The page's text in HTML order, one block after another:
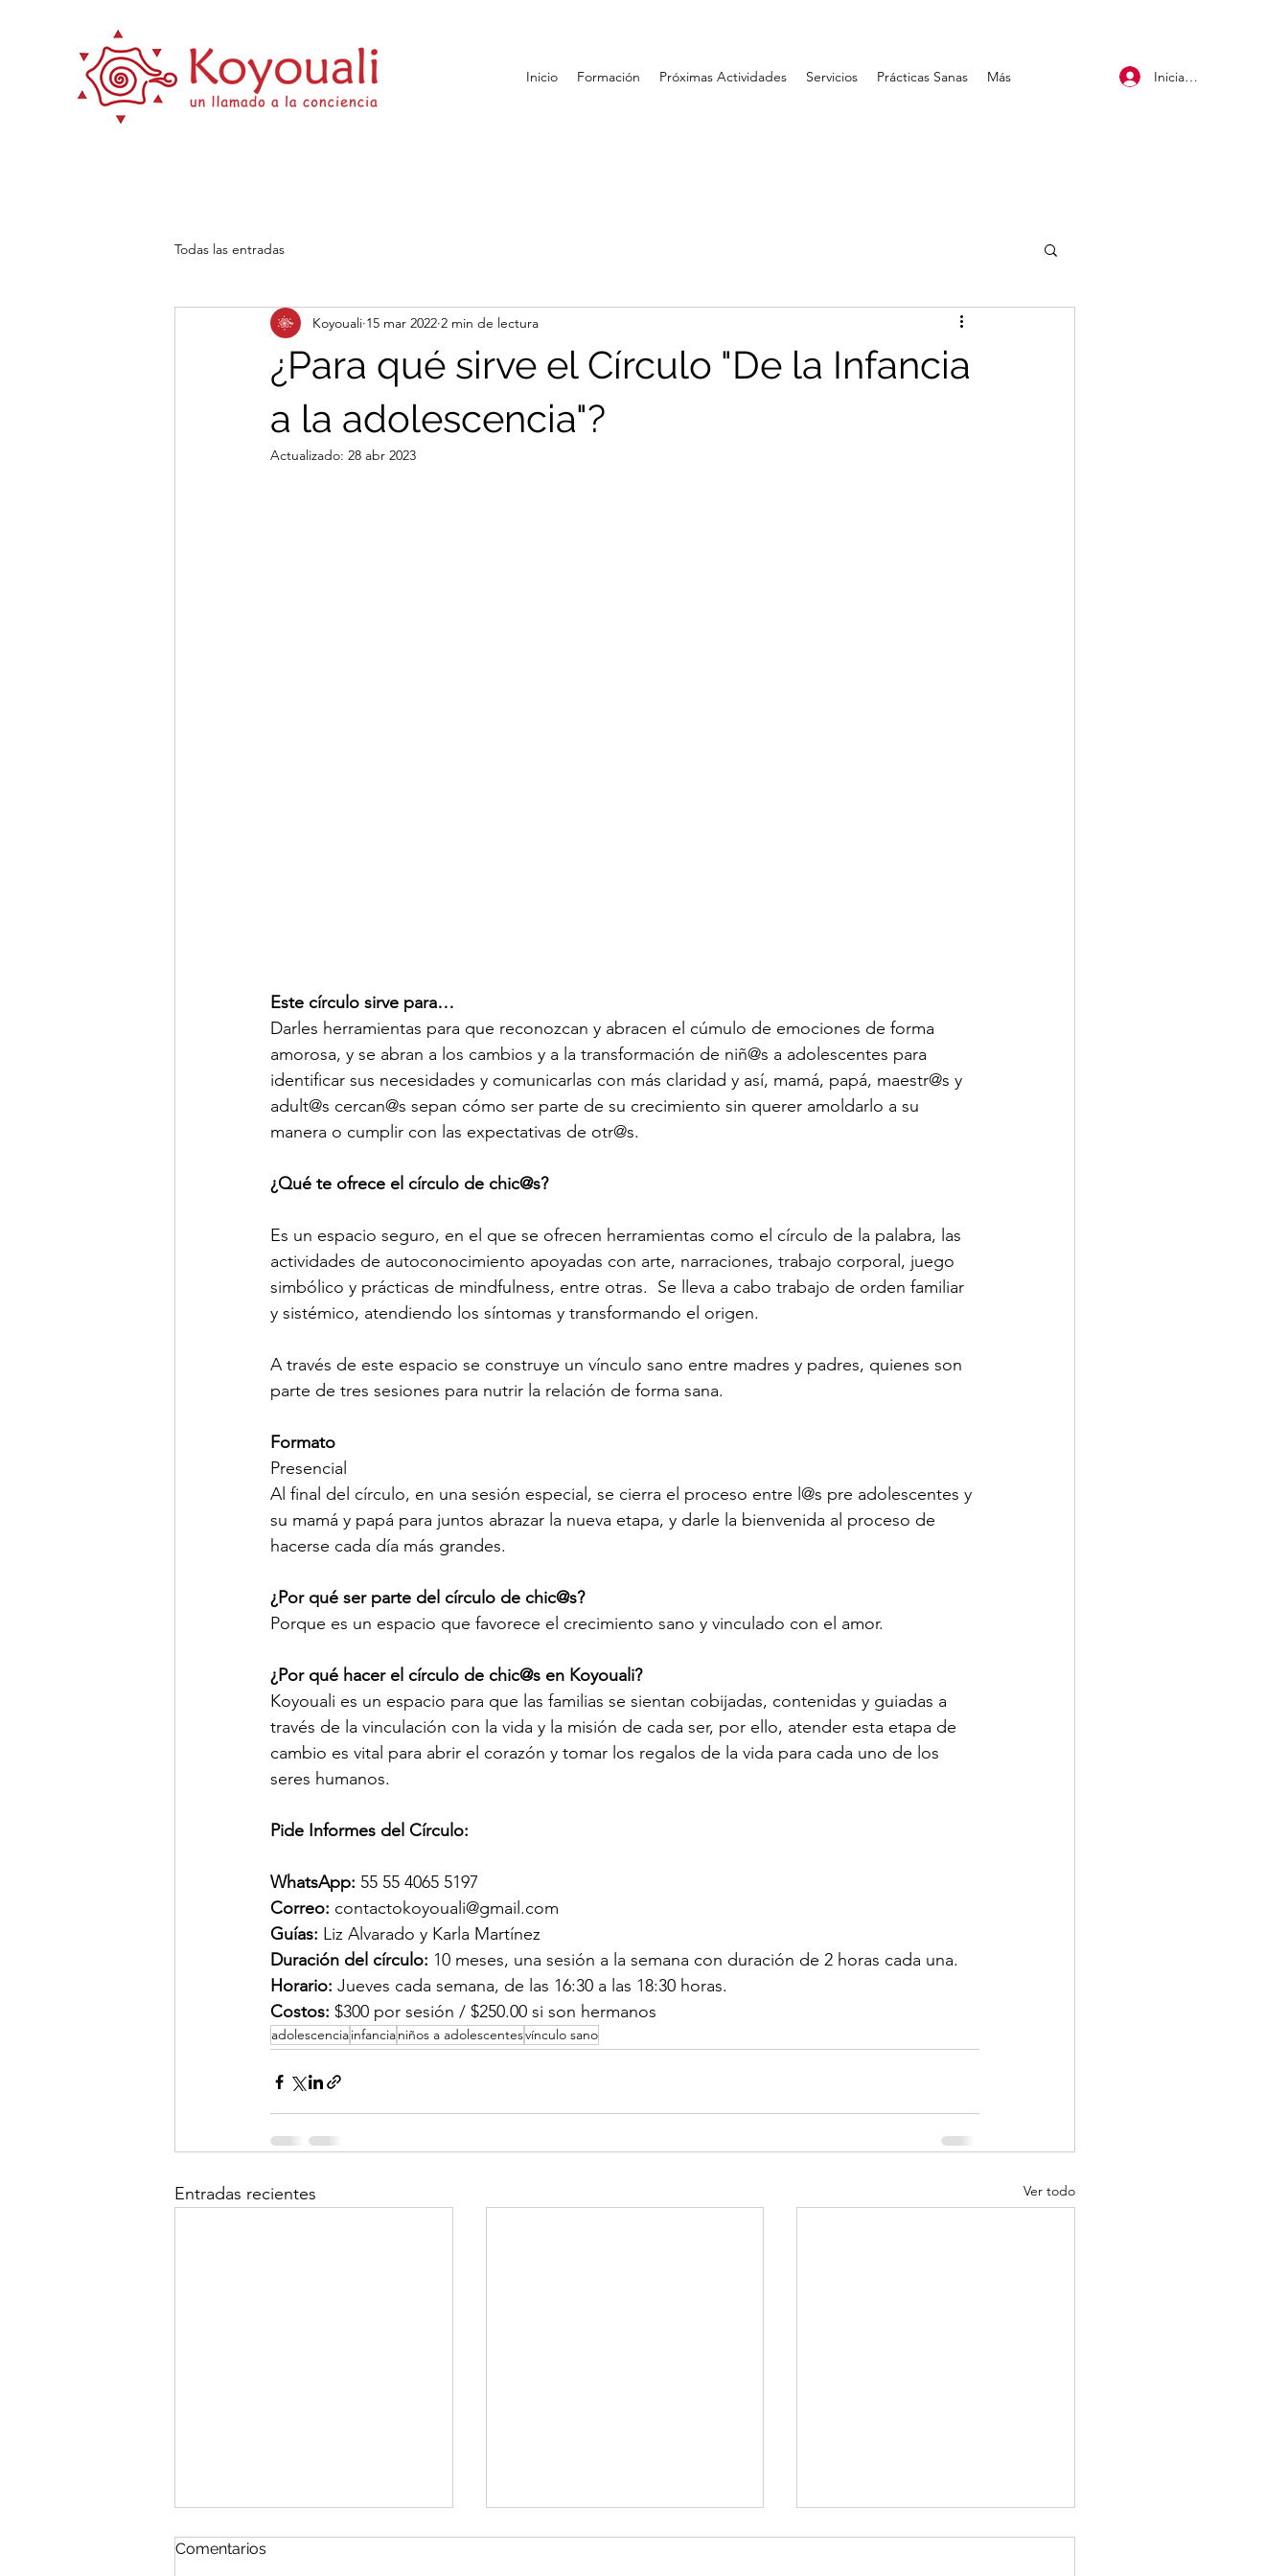
Inicio Formación Próximas Actividades Servicios Prácticas Sanas Más Iniciar sesión
Todas las entradas
¿Para qué sirve el Círculo "De la Infancia
a la adolescencia"?
Koyouali 15 mar 2022 2 min de lectura
Actualizado: 28 abr 2023
Este círculo sirve para…
Darles herramientas para que reconozcan y abracen el cúmulo de emociones de forma
amorosa, y se abran a los cambios y a la transformación de niñ@s a adolescentes para
identificar sus necesidades y comunicarlas con más claridad y así, mamá, papá, maestr@s y
adult@s cercan@s sepan cómo ser parte de su crecimiento sin querer amoldarlo a su
manera o cumplir con las expectativas de otr@s.
¿Qué te ofrece el círculo de chic@s?
Es un espacio seguro, en el que se ofrecen herramientas como el círculo de la palabra, las
actividades de autoconocimiento apoyadas con arte, narraciones, trabajo corporal, juego
simbólico y prácticas de mindfulness, entre otras.  Se lleva a cabo trabajo de orden familiar
y sistémico, atendiendo los síntomas y transformando el origen.
A través de este espacio se construye un vínculo sano entre madres y padres, quienes son
parte de tres sesiones para nutrir la relación de forma sana.
Formato
Presencial
Al final del círculo, en una sesión especial, se cierra el proceso entre l@s pre adolescentes y
su mamá y papá para juntos abrazar la nueva etapa, y darle la bienvenida al proceso de
hacerse cada día más grandes.
¿Por qué ser parte del círculo de chic@s?
Porque es un espacio que favorece el crecimiento sano y vinculado con el amor.
¿Por qué hacer el círculo de chic@s en Koyouali?
Koyouali es un espacio para que las familias se sientan cobijadas, contenidas y guiadas a
través de la vinculación con la vida y la misión de cada ser, por ello, atender esta etapa de
cambio es vital para abrir el corazón y tomar los regalos de la vida para cada uno de los
seres humanos.
Pide Informes del Círculo:
WhatsApp: 55 55 4065 5197
Correo: contactokoyouali@gmail.com
Guías: Liz Alvarado y Karla Martínez
Duración del círculo: 10 meses, una sesión a la semana con duración de 2 horas cada una.
Horario: Jueves cada semana, de las 16:30 a las 18:30 horas.
Costos: $300 por sesión / $250.00 si son hermanos
adolescenciainfancianiños a adolescentesvínculo sano
Entradas recientes Ver todo
Comentarios